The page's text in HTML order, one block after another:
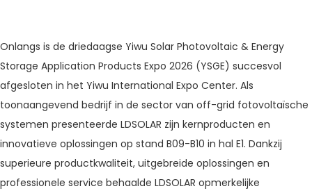
Onlangs is de driedaagse Yiwu Solar Photovoltaic & Energy
Storage Application Products Expo 2026 (YSGE) succesvol
afgesloten in het Yiwu International Expo Center. Als
toonaangevend bedrijf in de sector van off-grid fotovoltaïsche
systemen presenteerde LDSOLAR zijn kernproducten en
innovatieve oplossingen op stand B09-B10 in hal E1. Dankzij
superieure productkwaliteit, uitgebreide oplossingen en
professionele service behaalde LDSOLAR opmerkelijke